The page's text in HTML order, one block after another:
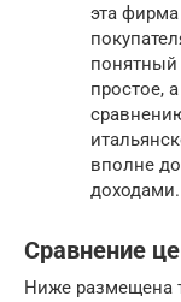
эта
понятный
простое,
вполне
доходами.
Сравнение
Ниже размещена